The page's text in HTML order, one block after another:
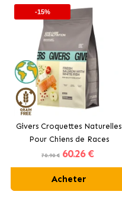
-15%
Givers Croquettes Naturelles
Pour Chiens de Races
Moyennes et Grandes au
70.90 € 60.26 €
Acheter